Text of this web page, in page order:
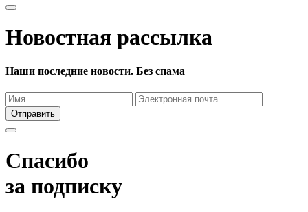
Новостная рассылка
Наши последние новости. Без спама
Отправить
Спасибо
за подписку